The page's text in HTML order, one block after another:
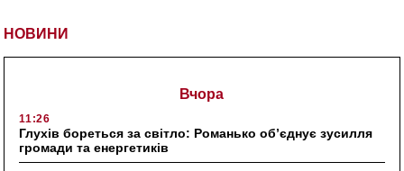
НОВИНИ
Вчора
11:26
Глухів бореться за світло: Романько об’єднує зусилля
громади та енергетиків